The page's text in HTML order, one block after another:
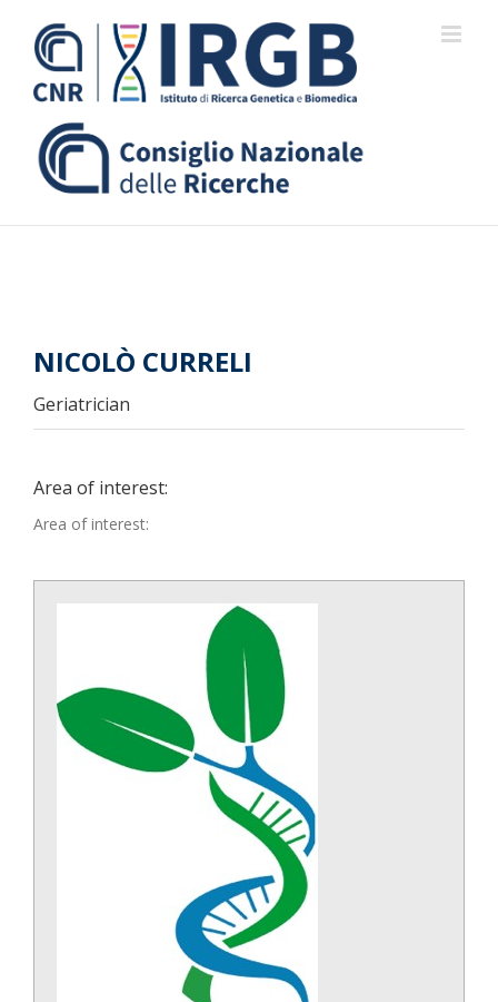
content
NICOLÒ CURRELI
Geriatrician
Area of interest:
Area of interest: